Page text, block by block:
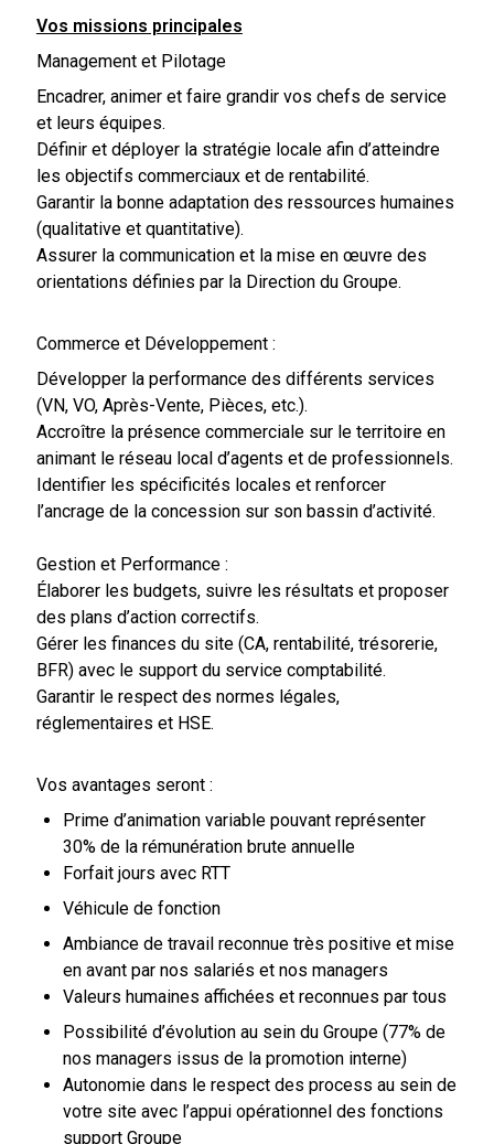
Vos missions principales
Management et Pilotage
Encadrer, animer et faire grandir vos chefs de service
et leurs équipes.
Définir et déployer la stratégie locale afin d’atteindre
les objectifs commerciaux et de rentabilité.
Garantir la bonne adaptation des ressources humaines
(qualitative et quantitative).
Assurer la communication et la mise en œuvre des
orientations définies par la Direction du Groupe.
Commerce et Développement :
Développer la performance des différents services
(VN, VO, Après-Vente, Pièces, etc.).
Accroître la présence commerciale sur le territoire en
animant le réseau local d’agents et de professionnels.
Identifier les spécificités locales et renforcer
l’ancrage de la concession sur son bassin d’activité.
Gestion et Performance :
Élaborer les budgets, suivre les résultats et proposer
des plans d’action correctifs.
Gérer les finances du site (CA, rentabilité, trésorerie,
BFR) avec le support du service comptabilité.
Garantir le respect des normes légales,
réglementaires et HSE.
Vos avantages seront :
Prime d’animation variable pouvant représenter
30% de la rémunération brute annuelle
Forfait jours avec RTT
Véhicule de fonction
Ambiance de travail reconnue très positive et mise
en avant par nos salariés et nos managers
Valeurs humaines affichées et reconnues par tous
Possibilité d’évolution au sein du Groupe (77% de
nos managers issus de la promotion interne)
Autonomie dans le respect des process au sein de
votre site avec l’appui opérationnel des fonctions
support Groupe